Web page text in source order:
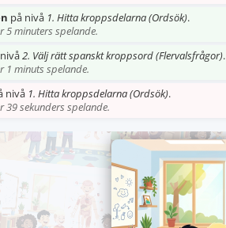
på nivå 1. Hitta kroppsdelarna (Ordsök).
5 minuters spelande.
2. Välj rätt spanskt kroppsord (Flervalsfrågor).
1 minuts spelande.
nivå 1. Hitta kroppsdelarna (Ordsök).
39 sekunders spelande.